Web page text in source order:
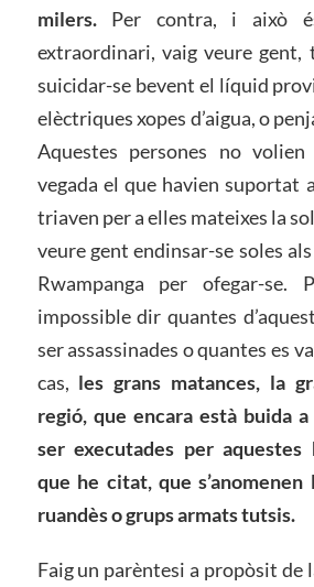
milers.Per contra, i això és
extraordinari, vaig veure gent,
suicidar-se bevent el líquid
elèctriques xopes d’aigua, o
Aquestes persones no
vegada el que havien suportat
triaven per a elles mateixes la
veure gent endinsar-se soles
Rwampanga per ofegar-se.
impossible dir quantes
ser assassinades o quantes es
cas, les grans matances, la
regió, que encara està buida a
ser executades per aquestes
que he citat, que
ruandès o grups armats tutsis.
Faig un parèntesi a propòsit de